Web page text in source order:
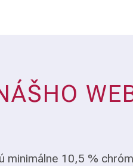
minimálne 10,5 %